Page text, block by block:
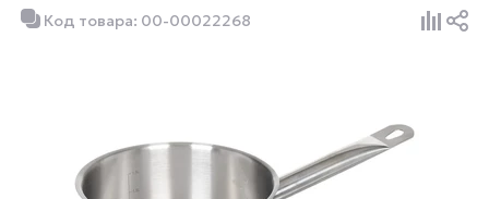
Код товара: 00-00022268